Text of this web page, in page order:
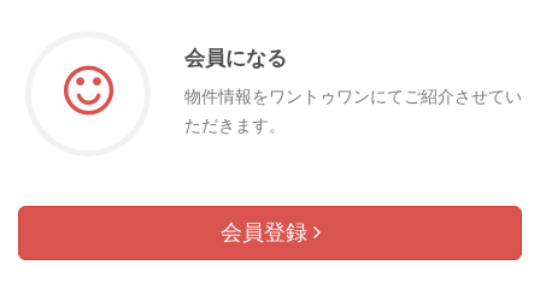
会員になる
物件情報をワントゥワンにてご紹介させてい
ただきます。
会員登録